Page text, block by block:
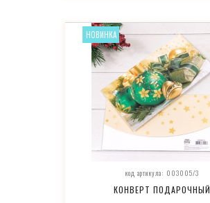
код артикула: 003005/3
КОНВЕРТ ПОДАРОЧНЫЙ
НОВИНКА